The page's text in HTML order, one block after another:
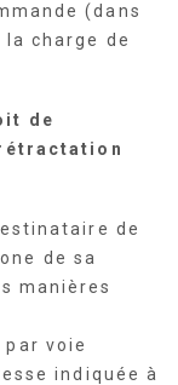
(dans
charge de
de
de
de sa
manières
voie
indiquée à